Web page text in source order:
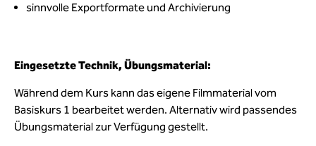
sinnvolle Exportformate und Archivierung
Eingesetzte Technik, Übungsmaterial:
Während dem Kurs kann das eigene Filmmaterial vom
Basiskurs 1 bearbeitet werden. Alternativ wird passendes
Übungsmaterial zur Verfügung gestellt.